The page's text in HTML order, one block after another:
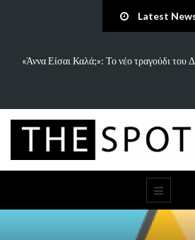
Latest
«Άννα Είσαι Καλά;»: Το νέο τραγούδι του